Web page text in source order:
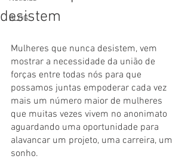
BLOG
desistem
Mulheres que nunca desistem, vem
mostrar a necessidade da união de
forças entre todas nós para que
possamos juntas empoderar cada vez
mais um número maior de mulheres
que muitas vezes vivem no anonimato
aguardando uma oportunidade para
alavancar um projeto, uma carreira, um
sonho.